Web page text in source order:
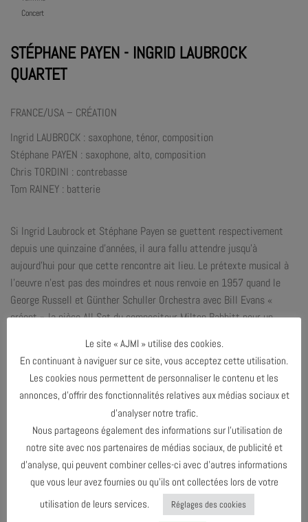
Concert
STÉPHANE PAYEN - INGRID LAUBROCK
QUARTET
FRANCE/USA – CRÉATION
Ingrid LAUBROCK : saxophone, ténor, composition
Stéphane PAYEN : saxophone, alto, composition
Chris TORDINI : contrebasse
Tom RAINEY : batterie
Si Ingrid Laubrock et Stéphane Payen se guettent respectivement
depuis une quinzaine d’années, il aura fallu attendre jusqu’à
aujourd’hui pour que cette rencontre ait lieu. Le prétexte musical à
l’oeuvre n’est pas des moindres et nous renvoie en 1957 quand le
George Russell et Günther Schuller Orchestra avec Bill Evans «
créent » la pièce All Set du compositeur Milton Babbitt pour un
courant» et les frontières entre jazz et musiques contemporaines
trouvent déjà des démolisseurs patentés. Si cette oeuvre est écrite
pour octet de jazz, elle sera évoquée et prolongée ici en quartet
seulement, comme un work in progress tenu sur le feu par quatre
voix uniques du jazz actuel, un jazz à l’écoute de l’autre et des
multiples courants apparus au cours des soixante dernières années.
PARTAGER & COMMENTER
Le site « AJMI » utilise des cookies.
En continuant à naviguer sur ce site, vous acceptez cette utilisation.
Les cookies nous permettent de personnaliser le contenu et les
annonces, d’offrir des fonctionnalités relatives aux médias sociaux et
d’analyser notre trafic.
Nous partageons également des informations sur l’utilisation de
notre site avec nos partenaires de médias sociaux, de publicité et
d’analyse, qui peuvent combiner celles-ci avec d’autres informations
que vous leur avez fournies ou qu’ils ont collectées lors de votre
utilisation de leurs services.
Réglages des cookies